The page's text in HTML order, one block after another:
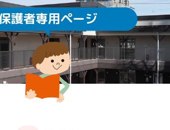
ICTの利用
いて 給食・食育園庭開放
子育てサロン ぽかぽか
求人情報
護者専用ページ